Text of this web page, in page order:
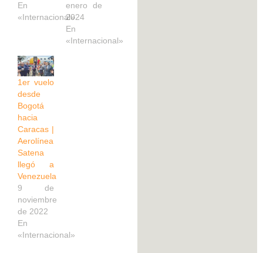
En
«Internacional»
enero de
2024
En
«Internacional»
1er vuelo
desde
Bogotá
hacia
Caracas |
Aerolínea
Satena
llegó a
Venezuela
9 de
noviembre
de 2022
En
«Internacional»